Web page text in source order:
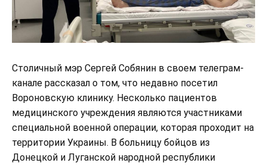
Столичный мэр Сергей Собянин в своем телеграм-
канале рассказал о том, что недавно посетил
Вороновскую клинику. Несколько пациентов
медицинского учреждения являются участниками
специальной военной операции, которая проходит на
территории Украины. В больницу бойцов из
Донецкой и Луганской народной республики